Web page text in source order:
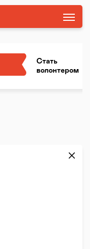
Стать
волонтером